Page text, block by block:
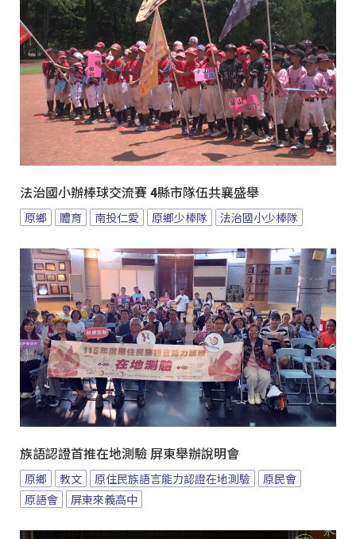
法治國小辦棒球交流賽 4縣市隊伍共襄盛舉
原鄉 體育 南投仁愛 原鄉少棒隊 法治國小少棒隊
族語認證首推在地測驗 屏東舉辦說明會
原鄉 教文 原住民族語言能力認證在地測驗
原民會
原語會
屏東來義高中